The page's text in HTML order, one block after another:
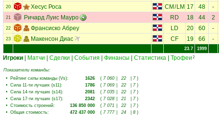
20 Хесус Роса CM /LM 17 48 -
21 Ричард Луис Мауро RD 18 44 2
22 Франсиско Абреу LD 20 60 -
23 Макенсон Диас CF 19 66 -
23.7 1999
Игроки Матчи Сделки События Финансы Статистика Трофеи 2
Показатели команды:
• Рейтинг силы команды (Vs): 1626 ( 7 060 22 7)
• Сила 11-ти лучших (s11): 1786 ( 7 069 22 7)
• Сила 14-ти лучших (s14): 2081 ( 7 035 22 7)
• Сила 17-ти лучших (s17): 2342 ( 7 028 21 7)
• Стоимость строений: 136 850 000 ( 7 071 22 7 )
• Общая стоимость: 472 437 000 ( 7 777 24 8 )